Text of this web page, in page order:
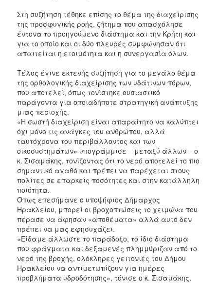
Στη συζήτηση τέθηκε επίσης το θέμα της διαχείρισης
της προσφυγικής ροής, ζήτημα που απασχόλησε
έντονα το προηγούμενο διάστημα και την Κρήτη και
για το οποίο και οι δύο πλευρές συμφώνησαν ότι
απαιτείται η ετοιμότητα και η συνεργασία όλων.
Τέλος έγινε εκτενής συζήτηση για το μεγάλο θέμα
της ορθολογικής διαχείρισης των υδάτινων πόρων,
που αποτελεί, όπως τονίστηκε ουσιαστικό
παράγοντα για οποιαδήποτε στρατηγική ανάπτυξης
μιας περιοχής.
«Η σωστή διαχείριση είναι απαραίτητο να καλύπτει
όχι μόνο τις ανάγκες του ανθρώπου, αλλά
ταυτόχρονα του περιβάλλοντος και των
οικοσυστημάτων» υπογράμμισε – μεταξύ άλλων – ο
κ. Σισαμάκης, τονίζοντας ότι το νερό αποτελεί το πιο
σημαντικό αγαθό και πρέπει να παρέχεται στους
πολίτες σε επαρκείς ποσότητες και στην κατάλληλη
ποιότητα.
Όπως επεσήμανε ο υποψήφιος Δήμαρχος
Ηρακλείου, μπορεί οι βροχοπτώσεις το χειμώνα που
πέρασε να άφησαν «αποθέματα» αλλά αυτό δεν
πρέπει να μας εφησυχάζει.
«Είδαμε άλλωστε το παράδοξο, το ίδιο διάστημα
που φράγματα και δεξαμενές πλημμύριζαν από το
νερό της βροχής, ολόκληρες γειτονιές του Δήμου
Ηρακλείου να αντιμετωπίζουν για ημέρες
προβλήματα υδροδότησης», τόνισε ο κ. Σισαμάκης.